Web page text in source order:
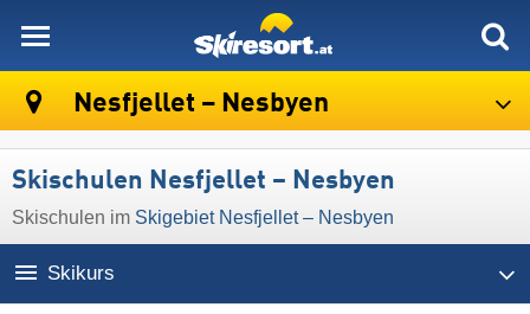
Nesfjellet – Nesbyen
Skischulen Nesfjellet – Nesbyen
Skischulen im Skigebiet Nesfjellet – Nesbyen
Skikurs